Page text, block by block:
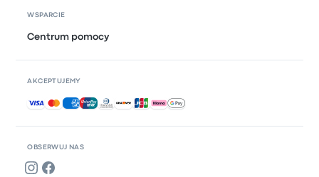
OBSERWUJ NAS
WSPARCIE
Centrum pomocy
AKCEPTUJEMY
Akceptowane płatności